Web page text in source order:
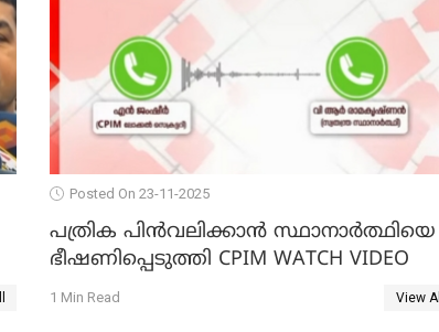
Posted On 23-11-2025
പത്രിക പിന്‍വലിക്കാന്‍ സ്ഥാനാര്‍ത്ഥിയെ
ഭീഷണിപ്പെടുത്തി CPIM WATCH VIDEO
1 Min Read View All